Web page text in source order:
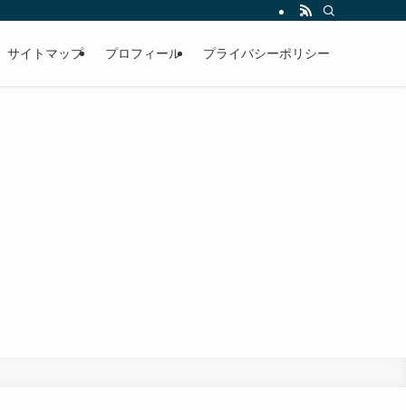
サイトマップ プロフィール プライバシーポリシー